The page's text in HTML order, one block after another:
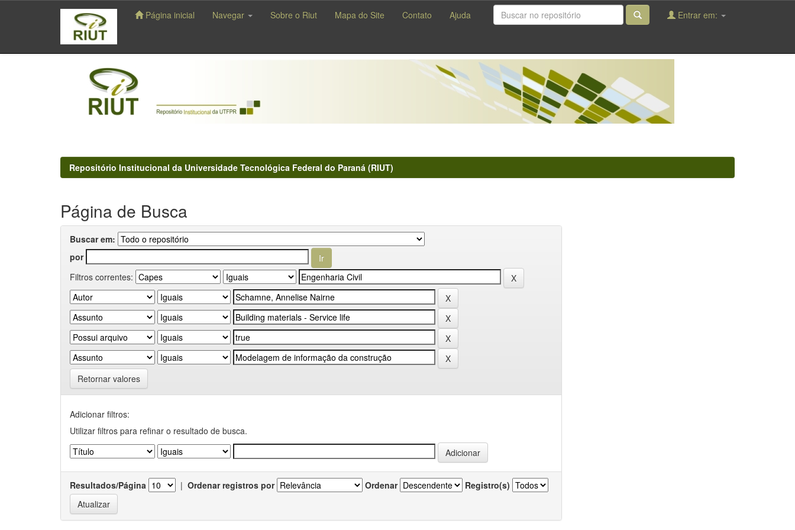
navigation
Página inicial Navegar Sobre o Riut Mapa do Site Contato Ajuda Entrar em:
Repositório Institucional da Universidade Tecnológica Federal do Paraná (RIUT)
Página de Busca
Buscar em:
por
Filtros correntes:
Retornar valores
Adicionar filtros:
Utilizar filtros para refinar o resultado de busca.
Resultados/Página | Ordenar registros por Ordenar Registro(s)